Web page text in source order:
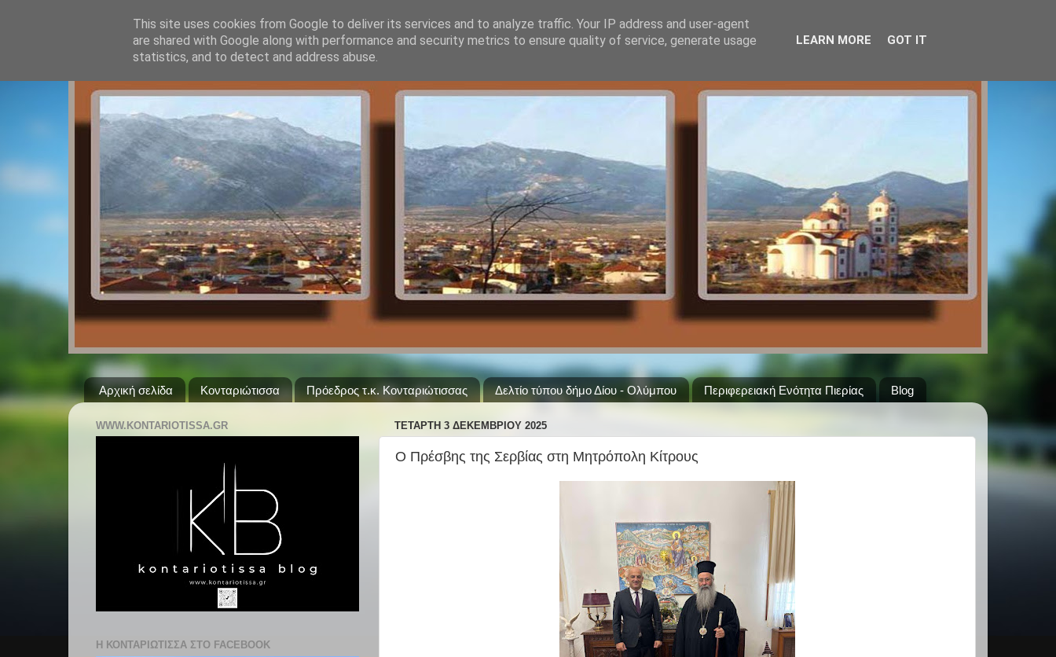
Αρχική σελίδα Κονταριώτισσα Πρόεδρος τ.κ. Κονταριώτισσας Δελτίο τύπου δήμο Δίου - Ολύμπου Περιφερειακή Ενότητα Πιερίας Blog
ΤΕΤΆΡΤΗ 3 ΔΕΚΕΜΒΡΊΟΥ 2025
Ο Πρέσβης της Σερβίας στη Μητρόπολη Κίτρους
WWW.KONTARIOTISSA.GR
Η ΚΟΝΤΑΡΙΩΤΙΣΣΑ ΣΤΟ FACEBOOK
This site uses cookies from Google to deliver its services and to analyze traffic. Your IP address and user-agent
are shared with Google along with performance and security metrics to ensure quality of service, generate usage
statistics, and to detect and address abuse.
LEARN MORE GOT IT